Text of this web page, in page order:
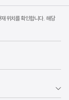
위치를 확인합니다. 해당